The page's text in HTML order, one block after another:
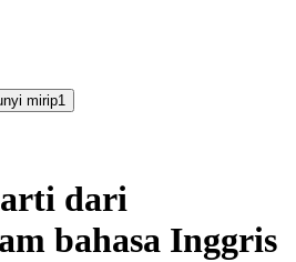
mirip1
dari
bahasa Inggris